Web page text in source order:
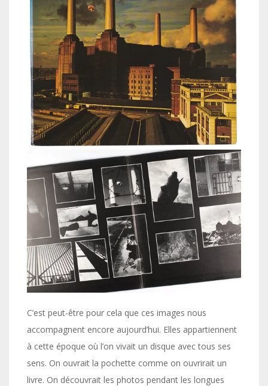
C’est peut-être pour cela que ces images nous
accompagnent encore aujourd’hui. Elles appartiennent
à cette époque où l’on vivait un disque avec tous ses
sens. On ouvrait la pochette comme on ouvrirait un
livre. On découvrait les photos pendant les longues